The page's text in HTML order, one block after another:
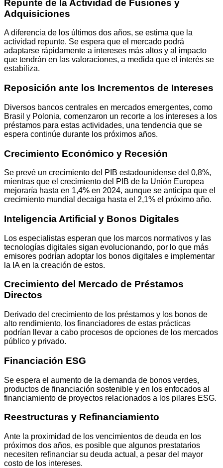
Repunte de la Actividad de Fusiones y
Adquisiciones
A diferencia de los últimos dos años, se estima que la
actividad repunte. Se espera que el mercado podrá
adaptarse rápidamente a intereses más altos y al impacto
que tendrán en las valoraciones, a medida que el interés se
estabiliza.
Reposición ante los Incrementos de Intereses
Diversos bancos centrales en mercados emergentes, como
Brasil y Polonia, comenzaron un recorte a los intereses a los
préstamos para estas actividades, una tendencia que se
espera continúe durante los próximos años.
Crecimiento Económico y Recesión
Se prevé un crecimiento del PIB estadounidense del 0,8%,
mientras que el crecimiento del PIB de la Unión Europea
mejoraría hasta en 1,4% en 2024, aunque se anticipa que el
crecimiento mundial decaiga hasta el 2,1% el próximo año.
Inteligencia Artificial y Bonos Digitales
Los especialistas esperan que los marcos normativos y las
tecnologías digitales sigan evolucionando, por lo que más
emisores podrían adoptar los bonos digitales e implementar
la IA en la creación de estos.
Crecimiento del Mercado de Préstamos
Directos
Derivado del crecimiento de los préstamos y los bonos de
alto rendimiento, los financiadores de estas prácticas
podrían llevar a cabo procesos de opciones de los mercados
público y privado.
Financiación ESG
Se espera el aumento de la demanda de bonos verdes,
productos de financiación sostenible y en los enfocados al
financiamiento de proyectos relacionados a los pilares ESG.
Reestructuras y Refinanciamiento
Ante la proximidad de los vencimientos de deuda en los
próximos dos años, es posible que algunos prestatarios
necesiten refinanciar su deuda actual, a pesar del mayor
costo de los intereses.